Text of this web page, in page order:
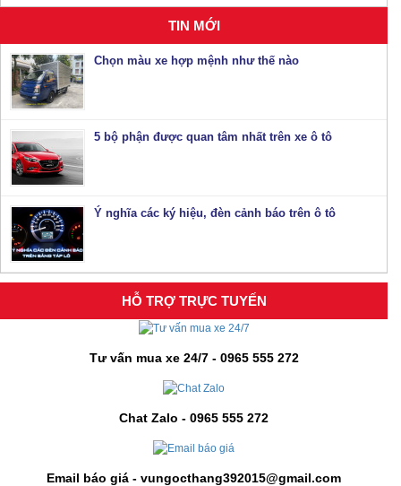
TIN MỚI
Chọn màu xe hợp mệnh như thế nào
5 bộ phận được quan tâm nhất trên xe ô tô
Ý nghĩa các ký hiệu, đèn cảnh báo trên ô tô
HỖ TRỢ TRỰC TUYẾN
Tư vấn mua xe 24/7 - 0965 555 272
Chat Zalo - 0965 555 272
Email báo giá - vungocthang392015@gmail.com